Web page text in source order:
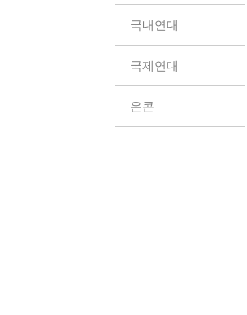
국내연대
국제연대
온콘